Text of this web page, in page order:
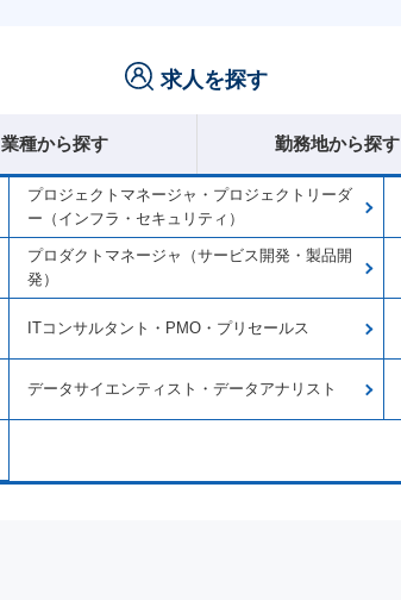
求人を探す
業種から探す 勤務地から探す
プロジェクトマネージャ・プロジェクトリーダ
ー（インフラ・セキュリティ）
プロダクトマネージャ（サービス開発・製品開
発）
ITコンサルタント・PMO・プリセールス
データサイエンティスト・データアナリスト